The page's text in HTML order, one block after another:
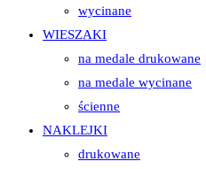
wycinane
WIESZAKI
na medale drukowane
na medale wycinane
ścienne
NAKLEJKI
drukowane